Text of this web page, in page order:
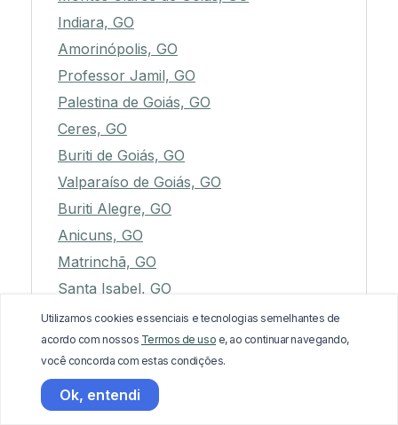
Indiara, GO
Amorinópolis, GO
Professor Jamil, GO
Palestina de Goiás, GO
Ceres, GO
Buriti de Goiás, GO
Valparaíso de Goiás, GO
Buriti Alegre, GO
Anicuns, GO
Matrinchã, GO
Santa Isabel, GO
Fazenda Nova, GO
Colinas do Sul, GO
Campos Belos, GO
Baliza, GO
Utilizamos cookies essenciais e tecnologias semelhantes de
acordo com nossos Termos de uso e, ao continuar navegando,
você concorda com estas condições.
Ok, entendi